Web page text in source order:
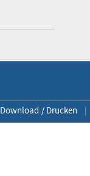
Download / Drucken